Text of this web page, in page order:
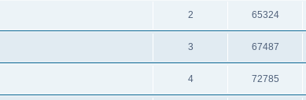
2 65324
3 67487
4 72785